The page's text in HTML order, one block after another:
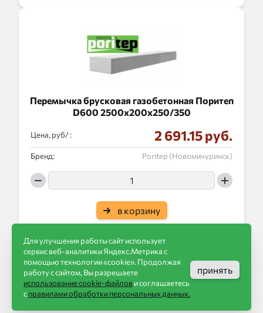
Перемычка брусковая газобетонная Поритеп
D600 2500x200x250/350
Цена, руб/ : 2 691.15 руб.
Бренд: Poritep (Новомичуринск)
в корзину
Для улучшения работы сайт использует
сервис веб-аналитики Яндекс.Метрика с
помощью технологии «cookie». Продолжая
работу с сайтом, Вы разрешаете
использование cookie-файлови соглашаетесь
справилами обработки персональных данных.
принять